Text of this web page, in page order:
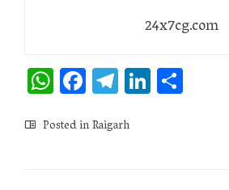
24x7cg.com
WhatsApp
Facebook
Telegram
LinkedIn
Posted inRaigarh